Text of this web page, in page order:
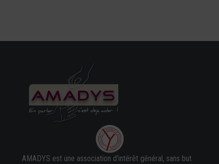
AMADYS est une association d'intérêt général, sans but